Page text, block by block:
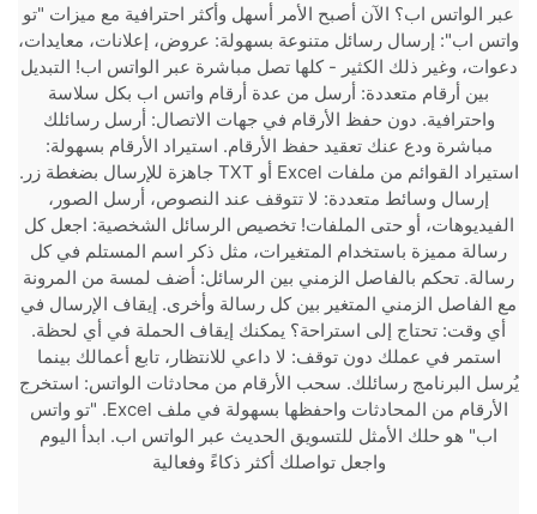
عبر الواتس اب؟ الآن أصبح الأمر أسهل وأكثر احترافية مع ميزات "تو
واتس اب": إرسال رسائل متنوعة بسهولة: عروض، إعلانات، معايدات،
دعوات، وغير ذلك الكثير - كلها تصل مباشرة عبر الواتس اب! التبديل
بين أرقام متعددة: أرسل من عدة أرقام واتس اب بكل سلاسة
واحترافية. دون حفظ الأرقام في جهات الاتصال: أرسل رسائلك
مباشرة ودع عنك تعقيد حفظ الأرقام. استيراد الأرقام بسهولة:
استيراد القوائم من ملفات Excel أو TXT جاهزة للإرسال بضغطة زر.
إرسال وسائط متعددة: لا تتوقف عند النصوص، أرسل الصور،
الفيديوهات، أو حتى الملفات! تخصيص الرسائل الشخصية: اجعل كل
رسالة مميزة باستخدام المتغيرات، مثل ذكر اسم المستلم في كل
رسالة. تحكم بالفاصل الزمني بين الرسائل: أضف لمسة من المرونة
مع الفاصل الزمني المتغير بين كل رسالة وأخرى. إيقاف الإرسال في
أي وقت: تحتاج إلى استراحة؟ يمكنك إيقاف الحملة في أي لحظة.
استمر في عملك دون توقف: لا داعي للانتظار، تابع أعمالك بينما
يُرسل البرنامج رسائلك. سحب الأرقام من محادثات الواتس: استخرج
الأرقام من المحادثات واحفظها بسهولة في ملف Excel. "تو واتس
اب" هو حلك الأمثل للتسويق الحديث عبر الواتس اب. ابدأ اليوم
واجعل تواصلك أكثر ذكاءً وفعالية